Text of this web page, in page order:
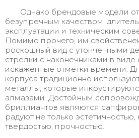
Однако брендовые модели
безупречным качеством,
эксплуатации и техническим
Помимо прочего, им
роскошный вид с утонченными
стрелки с наконечниками в виде
искаженные отметки времени.
корпуса традиционно
металлы, которые
алмазами. Достойным
бриллиантов являются
радуют не только
твердостью, прочностью.